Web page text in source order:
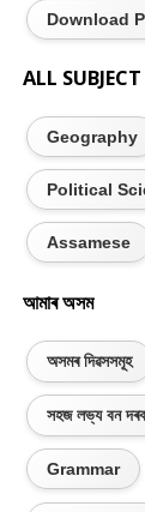
Download
ALL
Geography
Political
Assamese
আমাৰ অসম
অসমৰ দিৱসসমূহ
সহজ লভ্য বন
Grammar